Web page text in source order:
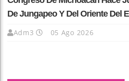
De Jungapeo Y Del Oriente Del
Adm3 05 Ago 2026